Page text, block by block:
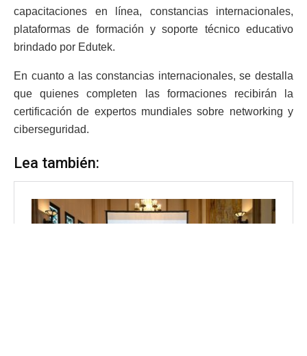
capacitaciones en línea, constancias internacionales,
plataformas de formación y soporte técnico educativo
brindado por Edutek.
En cuanto a las constancias internacionales, se destalla
que quienes completen las formaciones recibirán la
certificación de expertos mundiales sobre networking y
ciberseguridad.
Lea también: